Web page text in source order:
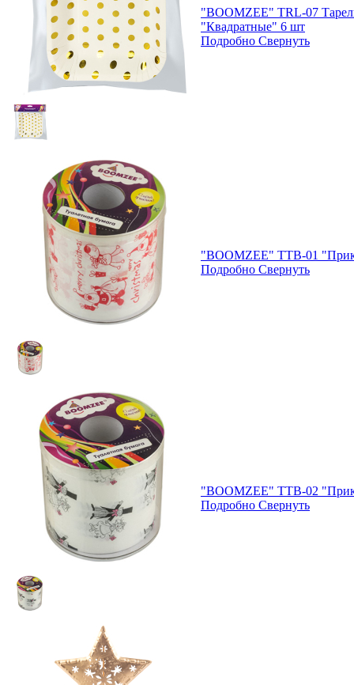
"BOOMZEE" TRL-07
"Квадратные" 6 шт
Подробно Свернуть
"BOOMZEE" TTB-01
Подробно Свернуть
"BOOMZEE" TTB-02
Подробно Свернуть